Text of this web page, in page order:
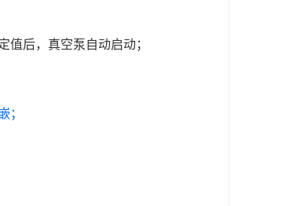
值后，真空泵自动启动；
；